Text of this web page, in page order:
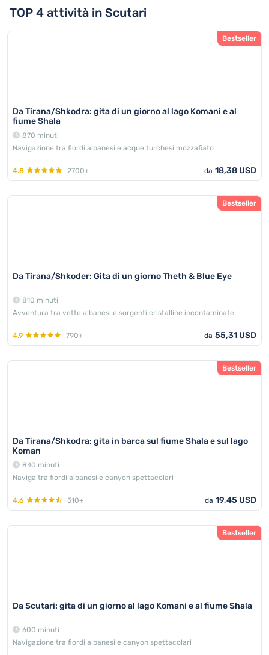
TOP 4 attività in Scutari
Bestseller
Da Tirana/Shkodra: gita di un giorno al lago Komani e al
fiume Shala
870 minuti
Navigazione tra fiordi albanesi e acque turchesi mozzafiato
4.8 2700+ da 18,38 USD
Bestseller
Da Tirana/Shkoder: Gita di un giorno Theth & Blue Eye
810 minuti
Avventura tra vette albanesi e sorgenti cristalline incontaminate
4.9 790+ da 55,31 USD
Bestseller
Da Tirana/Shkodra: gita in barca sul fiume Shala e sul lago
Koman
840 minuti
Naviga tra fiordi albanesi e canyon spettacolari
4.6 510+ da 19,45 USD
Bestseller
Da Scutari: gita di un giorno al lago Komani e al fiume Shala
600 minuti
Navigazione tra fiordi albanesi e canyon spettacolari